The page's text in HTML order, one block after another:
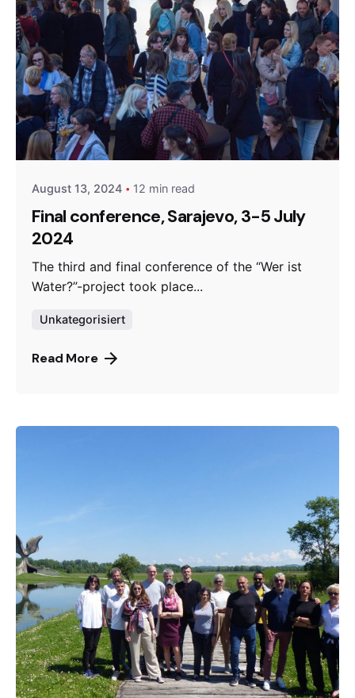
Posted by
admin
August 13, 2024 12 min read
Final conference, Sarajevo, 3-5 July
2024
The third and final conference of the “Wer ist
Water?”-project took place...
Unkategorisiert
Read More